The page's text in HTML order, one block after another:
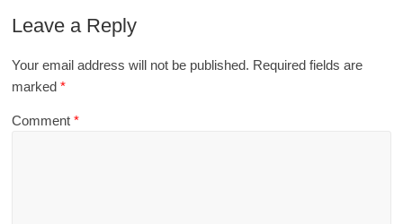
Leave a Reply
Your email address will not be published. Required fields are
marked*
Comment*